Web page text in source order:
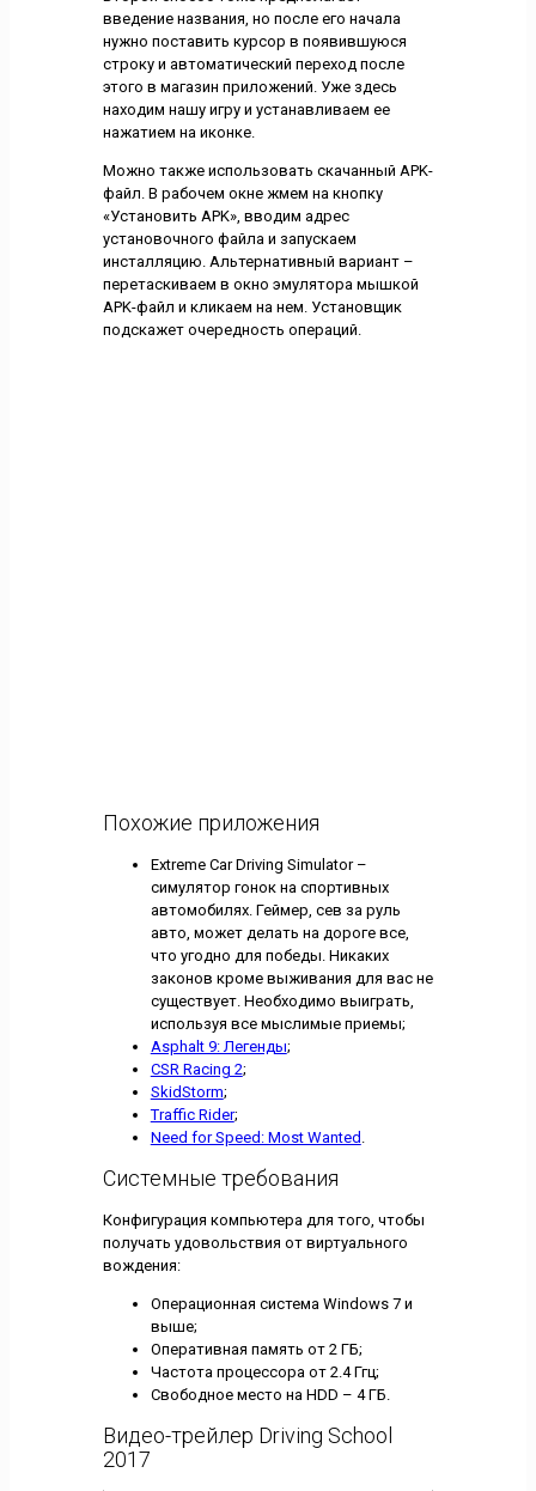
введение названия, но после его начала
нужно поставить курсор в появившуюся
строку и автоматический переход после
этого в магазин приложений. Уже здесь
находим нашу игру и устанавливаем ее
нажатием на иконке.
Можно также использовать скачанный APK-
файл. В рабочем окне жмем на кнопку
«Установить APK», вводим адрес
установочного файла и запускаем
инсталляцию. Альтернативный вариант –
перетаскиваем в окно эмулятора мышкой
APK-файл и кликаем на нем. Установщик
подскажет очередность операций.
Похожие приложения
Extreme Car Driving Simulator –
симулятор гонок на спортивных
автомобилях. Геймер, сев за руль
авто, может делать на дороге все,
что угодно для победы. Никаких
законов кроме выживания для вас не
существует. Необходимо выиграть,
используя все мыслимые приемы;
Asphalt 9: Легенды;
CSR Racing 2;
SkidStorm;
Traffic Rider;
Need for Speed: Most Wanted .
Системные требования
Конфигурация компьютера для того, чтобы
получать удовольствия от виртуального
вождения:
Операционная система Windows 7 и
выше;
Оперативная память от 2 ГБ;
Частота процессора от 2.4 Ггц;
Свободное место на HDD – 4 ГБ.
Видео-трейлер Driving School
2017